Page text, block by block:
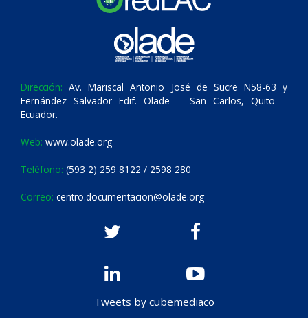
Dirección: Av. Mariscal Antonio José de Sucre N58-63 y
Fernández Salvador Edif. Olade – San Carlos, Quito –
Ecuador.
Web: www.olade.org
Teléfono: (593 2) 259 8122 / 2598 280
Correo: centro.documentacion@olade.org
Tweets by cubemediaco